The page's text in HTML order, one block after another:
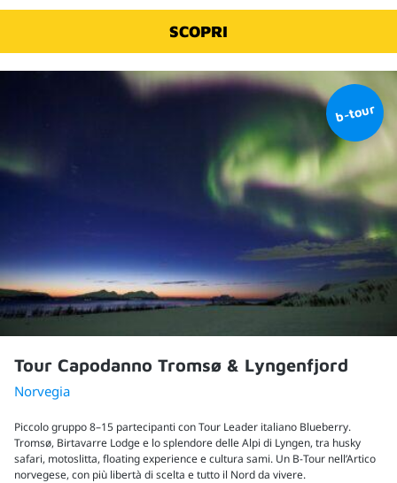
SCOPRI
Tour Capodanno Tromsø & Lyngenfjord
Norvegia
Piccolo gruppo 8–15 partecipanti con Tour Leader italiano Blueberry.
Tromsø, Birtavarre Lodge e lo splendore delle Alpi di Lyngen, tra husky
safari, motoslitta, floating experience e cultura sami. Un B-Tour nell’Artico
norvegese, con più libertà di scelta e tutto il Nord da vivere.